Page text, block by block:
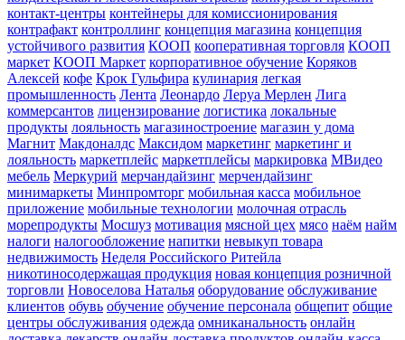
контакт-центры контейнеры для комиссионирования
контрафакт контроллинг концепция магазина концепция
устойчивого развития КООП кооперативная торговля КООП
маркет КООП Маркет корпоративное обучение Коряков
Алексей кофе Крок Гульфира кулинария легкая
промышленность Лента Леонардо Леруа Мерлен Лига
коммерсантов лицензирование логистика локальные
продукты лояльность магазиностроение магазин у дома
Магнит Макдоналдс Максидом маркетинг маркетинг и
лояльность маркетплейс маркетплейсы маркировка МВидео
мебель Меркурий мерчандайзинг мерчендайзинг
минимаркеты Минпромторг мобильная касса мобильное
приложение мобильные технологии молочная отрасль
морепродукты Мосшуз мотивация мясной цех мясо наём найм
налоги налогообложение напитки невыкуп товара
недвижимость Неделя Российского Ритейла
никотиносодержащая продукция новая концепция розничной
торговли Новоселова Наталья оборудование обслуживание
клиентов обувь обучение обучение персонала общепит общие
центры обслуживания одежда омниканальность онлайн